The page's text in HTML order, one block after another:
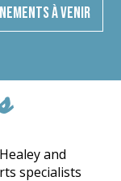
à venir